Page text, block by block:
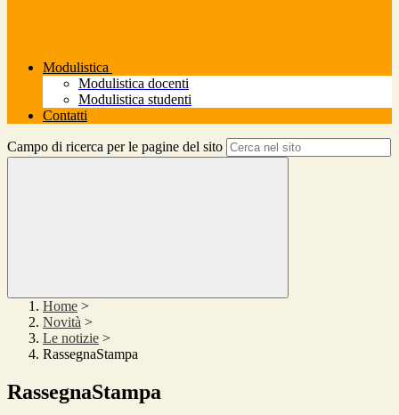
Modulistica
Modulistica docenti
Modulistica studenti
Contatti
Campo di ricerca per le pagine del sito
Home >
Novità >
Le notizie >
RassegnaStampa
RassegnaStampa